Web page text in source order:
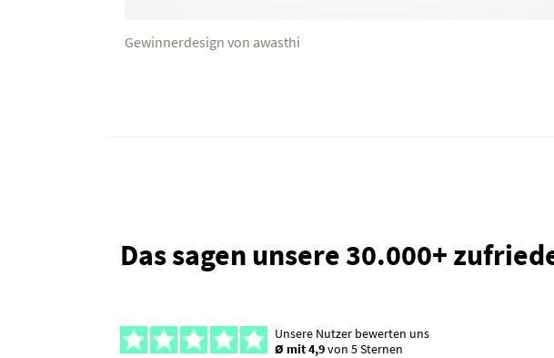
Gewinnerdesign von awasthi
Das sagen unsere 30.000+
Unsere Nutzer bewerten uns
Ø mit 4,9von 5 Sternen